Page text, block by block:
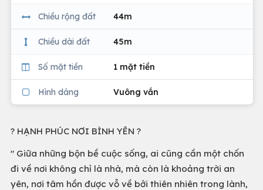
Chiều rộng đất 44m
Chiều dài đất 45m
Số mặt tiền 1 mặt tiền
Hình dáng Vuông vắn
? HẠNH PHÚC NƠI BÌNH YÊN ?
" Giữa những bộn bề cuộc sống, ai cũng cần một chốn
đi về nơi không chỉ là nhà, mà còn là khoảng trời an
yên, nơi tâm hồn được vỗ về bởi thiên nhiên trong lành,